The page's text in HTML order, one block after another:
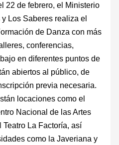
22 de febrero, el Ministerio
Los Saberes realiza el
de Danza con más
conferencias,
en diferentes puntos de
abiertos al público, de
previa necesaria.
locaciones como el
Nacional de las Artes
La Factoría, así
como la Javeriana y